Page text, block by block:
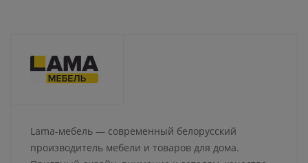
Lama-мебель — современный белорусский
производитель мебели и товаров для дома.